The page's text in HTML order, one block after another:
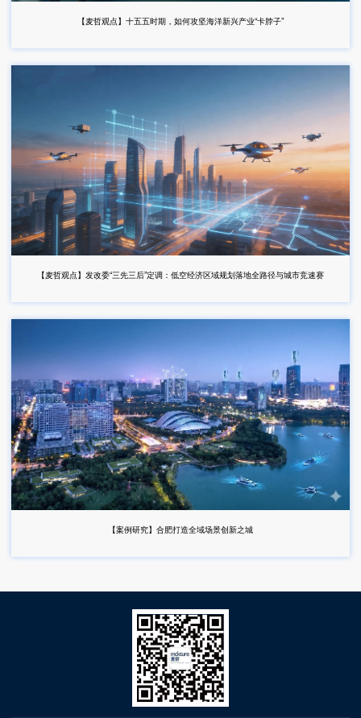
【麦哲观点】十五五时期，如何攻坚海洋新兴产业“卡脖子”
【麦哲观点】发改委“三先三后”定调：低空经济区域规划落地全路径与城市竞速赛
【案例研究】合肥打造全域场景创新之城